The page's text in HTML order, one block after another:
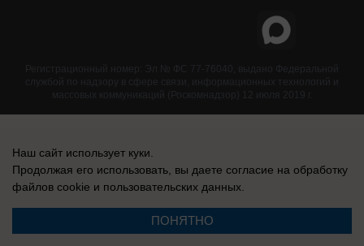
Регистрационный номер: Эл № ФС 77-76040, выдано Федеральной
службой по надзору в сфере связи, информационных технологий и
массовых коммуникаций (Роскомнадзор) 12 июля 2019 г.
Наш сайт использует куки.
Продолжая его использовать, вы даете согласие на обработку
файлов cookie и пользовательских данных.
ПОНЯТНО